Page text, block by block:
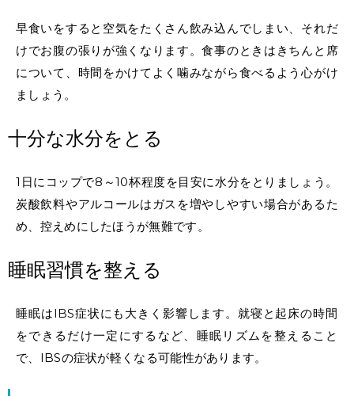
早食いをすると空気をたくさん飲み込んでしまい、それだ
けでお腹の張りが強くなります。食事のときはきちんと席
について、時間をかけてよく噛みながら食べるよう心がけ
ましょう。
十分な水分をとる
1日にコップで8～10杯程度を目安に水分をとりましょう。
炭酸飲料やアルコールはガスを増やしやすい場合があるた
め、控えめにしたほうが無難です。
睡眠習慣を整える
睡眠はIBS症状にも大きく影響します。就寝と起床の時間
をできるだけ一定にするなど、睡眠リズムを整えること
で、IBSの症状が軽くなる可能性があります。